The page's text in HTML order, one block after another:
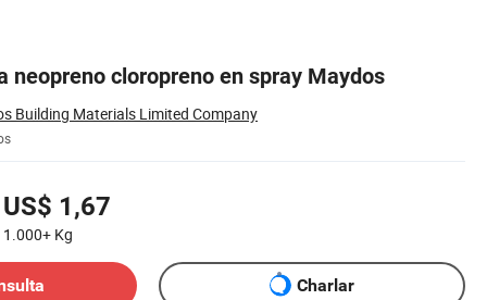
neopreno cloropreno en spray Maydos
Building Materials Limited Company
US$ 1,67
1.000+ Kg
Charlar